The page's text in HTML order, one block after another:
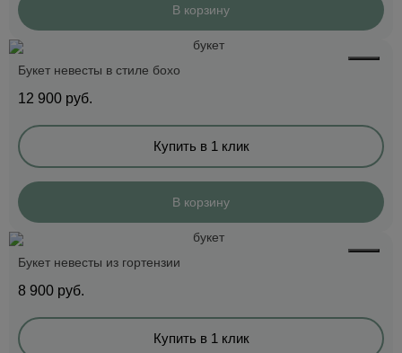
В корзину
Букет невесты в стиле бохо
12 900 руб.
Купить в 1 клик
В корзину
Букет невесты из гортензии
8 900 руб.
Купить в 1 клик